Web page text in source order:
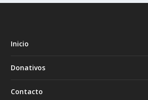
Inicio
Donativos
Contacto